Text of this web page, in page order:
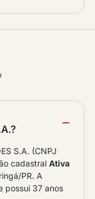
S.A. (CNPJ
cadastral Ativa
PR. A
possui 37 anos